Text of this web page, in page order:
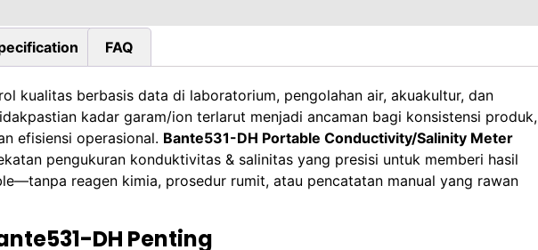
FAQ
kualitas berbasis data di laboratorium, pengolahan air, akuakultur, dan
kadar garam/ion terlarut menjadi ancaman bagi konsistensi produk,
efisiensi operasional. Bante531-DH Portable Conductivity/Salinity Meter
pengukuran konduktivitas & salinitas yang presisi untuk memberi hasil
reagen kimia, prosedur rumit, atau pencatatan manual yang rawan
DH Penting